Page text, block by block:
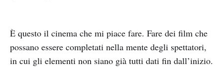
È questo il cinema che mi piace fare. Fare dei film che
possano essere completati nella mente degli spettatori,
in cui gli elementi non siano già tutti dati fin dall’inizio.